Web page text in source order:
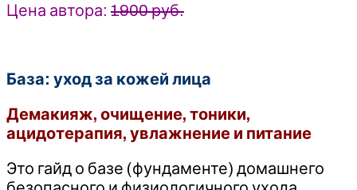
Цена автора: 1900 руб.
База: уход за кожей лица
Демакияж, очищение, тоники,
ацидотерапия, увлажнение и питание
Это гайд о базе (фундаменте) домашнего